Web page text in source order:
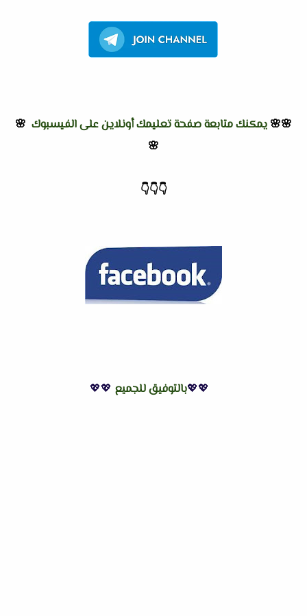
🌸🌸 يمكنك متابعة صفحة تعليمك أونلاين على الفيسبوك 🌸
🌸
👇
👇
👇
💖💖بالتوفيق للجميع 💖💖